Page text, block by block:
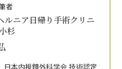
者
ルニア日帰り手術クリニ
杉
日本内視鏡外科学会 技術認定